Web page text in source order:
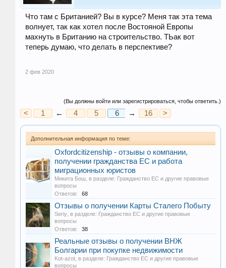
Что там с Британией? Вы в курсе? Меня так эта тема
волнует, так как хотел после Востояной Европы
махнуть в Британию на строительство. ТЬак вот
теперь думаю, что делать в перспективе?
2 фев 2020
(Вы должны войти или зарегистрироваться, чтобы ответить.)
< 1 ← 4 5 6 → 16 >
Дополнительная информация по теме:
Oxfordcitizenship - отзывы о компании,
получении гражданства ЕС и работа
миграционных юристов
Микита Бош , в разделе: Гражданство ЕС и другие правовые
вопросы
Ответов:
68
Отзывы о получении Карты Сталего Побыту
Seriy , в разделе: Гражданство ЕС и другие правовые
вопросы
Ответов:
38
Реальные отзывы о получении ВНЖ
Болгарии при покупке недвижимости
Kot-azot , в разделе: Гражданство ЕС и другие правовые
вопросы